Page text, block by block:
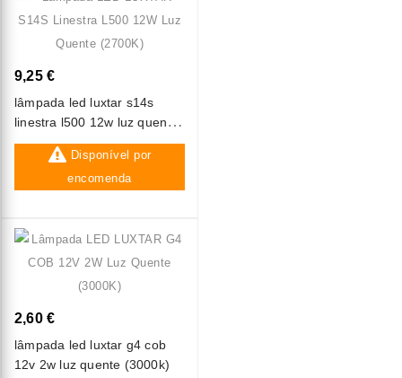
9,25 €
lâmpada led luxtar s14s
linestra l500 12w luz quente
(2700k)
Disponível por
encomenda
2,60 €
lâmpada led luxtar g4 cob
12v 2w luz quente (3000k)